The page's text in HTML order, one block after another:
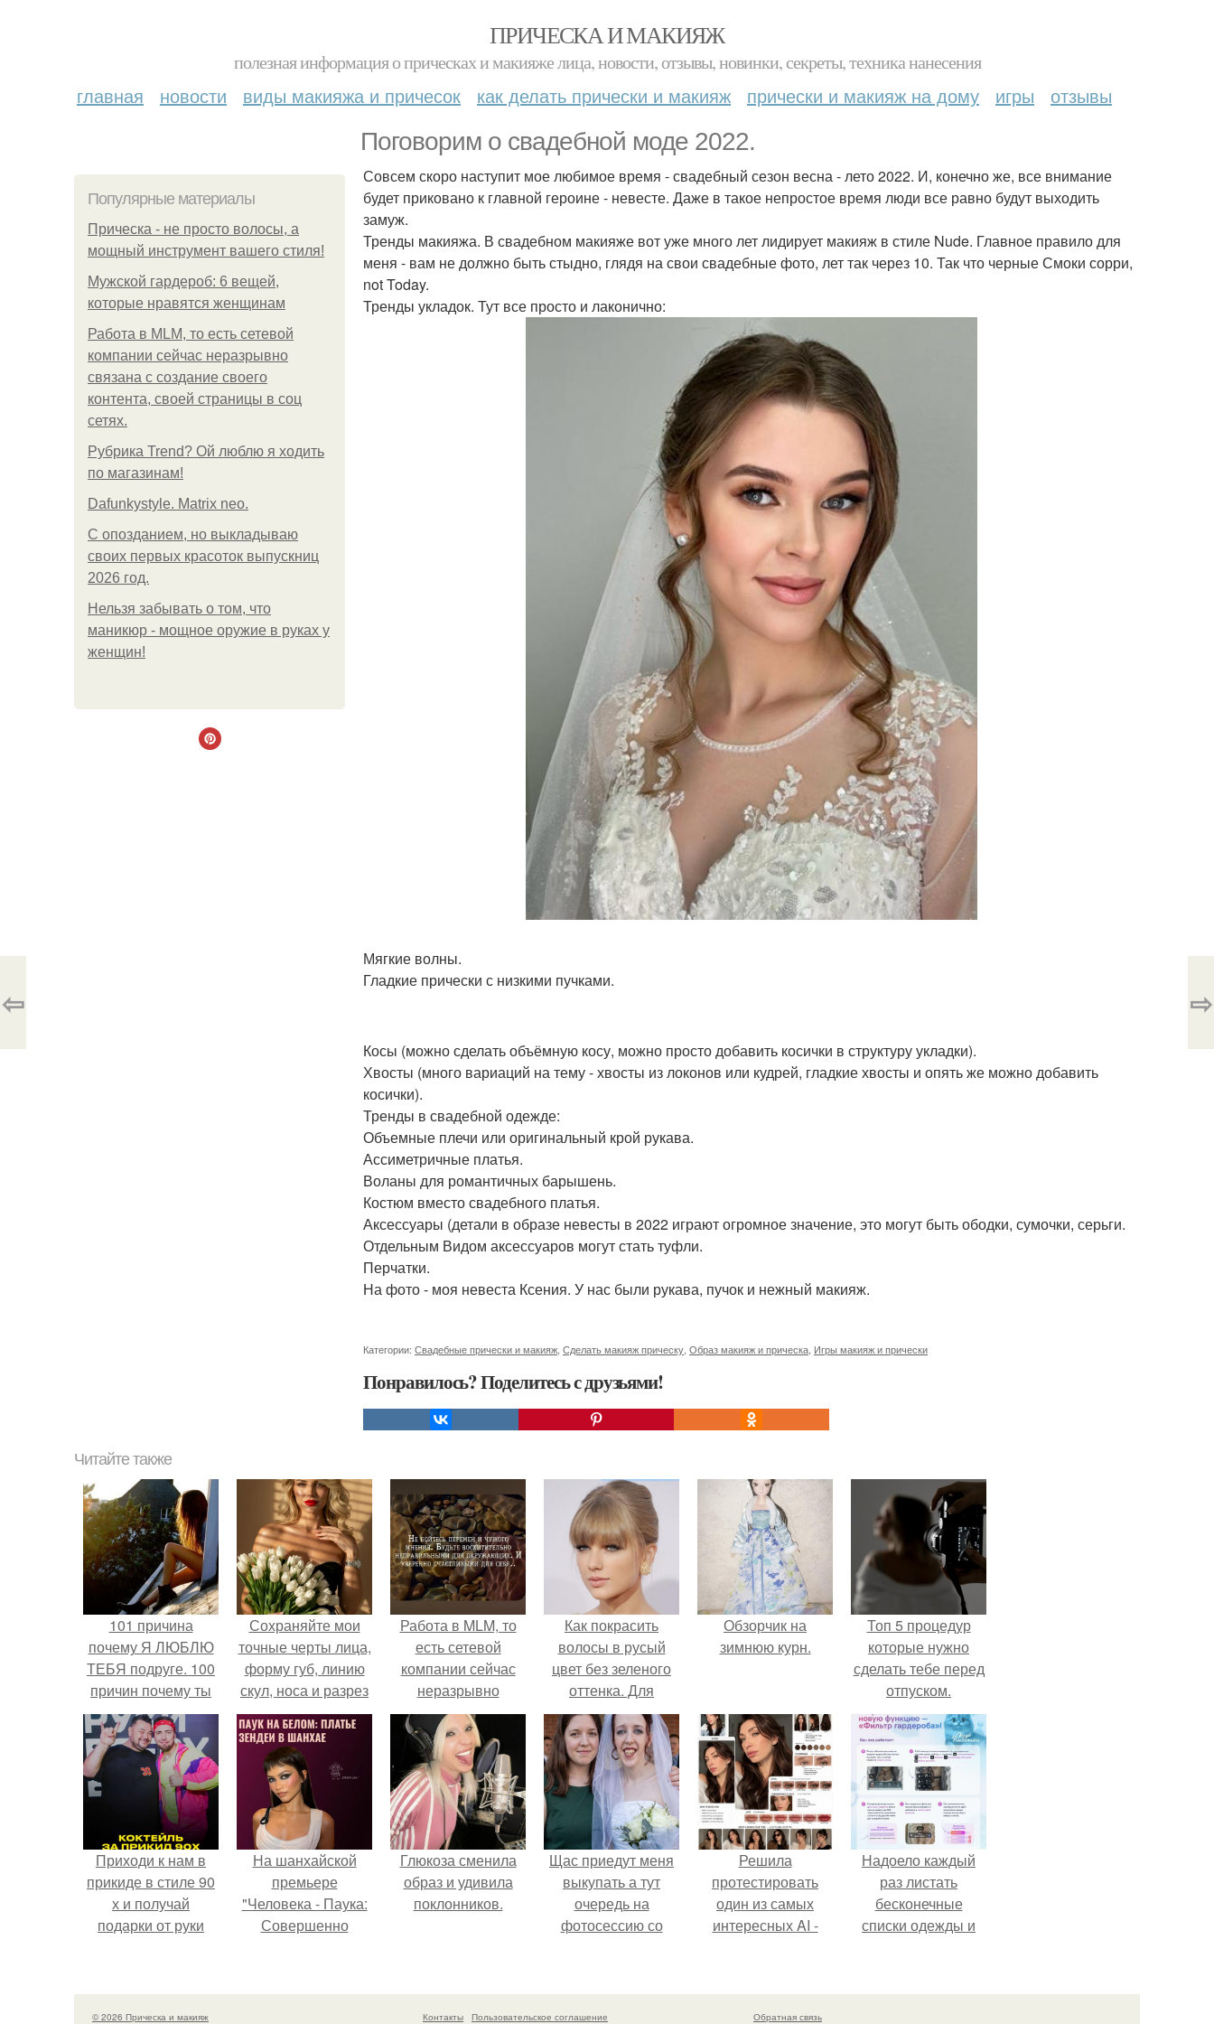
ПРИЧЕСКА И МАКИЯЖ
полезная информация о прическах и макияже лица, новости, отзывы, новинки, секреты, техника нанесения
главная новости виды макияжа и причесок как делать прически и макияж прически и макияж на дому игры отзывы
Поговорим о свадебной моде 2022.
Популярные материалы
Прическа - не просто волосы, а
мощный инструмент вашего стиля!
Мужской гардероб: 6 вещей,
которые нравятся женщинам
Работа в MLM, то есть сетевой
компании сейчас неразрывно
связана с создание своего
контента, своей страницы в соц
сетях.
Рубрика Trend? Ой люблю я ходить
по магазинам!
Dafunkystyle. Matrix neo.
С опозданием, но выкладываю
своих первых красоток выпускниц
2026 год.
Нельзя забывать о том, что
маникюр - мощное оружие в руках у
женщин!
Совсем скоро наступит мое любимое время - свадебный сезон весна - лето 2022. И, конечно же, все внимание
будет приковано к главной героине - невесте. Даже в такое непростое время люди все равно будут выходить
замуж.
Тренды макияжа. В свадебном макияже вот уже много лет лидирует макияж в стиле Nude. Главное правило для
меня - вам не должно быть стыдно, глядя на свои свадебные фото, лет так через 10. Так что черные Смоки сорри,
not Today.
Тренды укладок. Тут все просто и лаконично:
Мягкие волны.
Гладкие прически с низкими пучками.
Косы (можно сделать объёмную косу, можно просто добавить косички в структуру укладки).
Хвосты (много вариаций на тему - хвосты из локонов или кудрей, гладкие хвосты и опять же можно добавить
косички).
Тренды в свадебной одежде:
Объемные плечи или оригинальный крой рукава.
Ассиметричные платья.
Воланы для романтичных барышень.
Костюм вместо свадебного платья.
Аксессуары (детали в образе невесты в 2022 играют огромное значение, это могут быть ободки, сумочки, серьги.
Отдельным Видом аксессуаров могут стать туфли.
Перчатки.
На фото - моя невеста Ксения. У нас были рукава, пучок и нежный макияж.
Категории: Свадебные прически и макияж Сделать макияж прическу Образ макияж и прическа Игры макияж и прически
Понравилось? Поделитесь с друзьями!
⇦ ⇨
Читайте также
101 причина
почему Я ЛЮБЛЮ
ТЕБЯ подруге. 100
причин почему ты
моя лучшая
подруга.
Сохраняйте мои
точные черты лица,
форму губ, линию
скул, носа и разрез
глаз.
Работа в MLM, то
есть сетевой
компании сейчас
неразрывно
связана с создание
своего контента,
своей страницы в
соц сетях.
Как покрасить
волосы в русый
цвет без зеленого
оттенка. Для
здоровья волос:
причины появления
зеленого оттенка
Обзорчик на
зимнюю курн.
Топ 5 процедур
которые нужно
сделать тебе перед
отпуском.
Приходи к нам в
прикиде в стиле 90
х и получай
подарки от руки
На шанхайской
премьере
"Человека - Паука:
Совершенно
просто очередной
Глюкоза сменила
образ и удивила
поклонников.
Щас приедут меня
выкупать а тут
очередь на
фотосессию со
Решила
протестировать
один из самых
интересных AI -
Надоело каждый
раз листать
бесконечные
списки одежды и
кусочкам?
© 2026 Прическа и макияж Контакты Пользовательское соглашение Обратная связь